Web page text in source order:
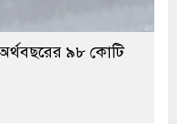
৯৮ কোটি